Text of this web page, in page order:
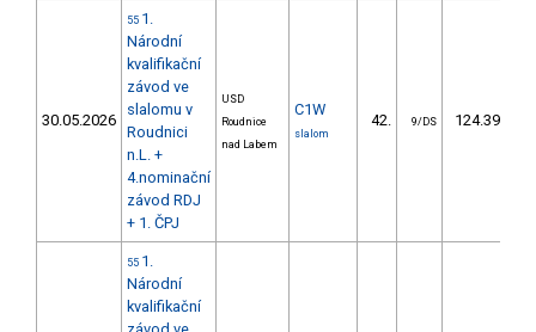
30.05.2026
55 1.
Národní
kvalifikační
závod ve
slalomu v
Roudnici
n.L. +
4.nominační
závod RDJ
+ 1. ČPJ
USD
Roudnice
nad Labem
C1W
slalom
42. 9/DS 124.39
55 1.
Národní
kvalifikační